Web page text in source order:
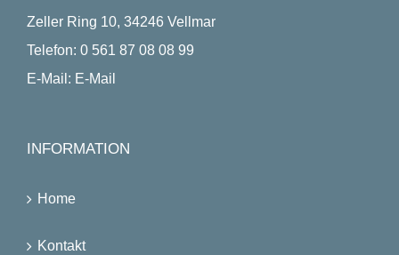
Zeller Ring 10, 34246 Vellmar
Telefon: 0 561 87 08 08 99
E-Mail: E-Mail
INFORMATION
Home
Kontakt